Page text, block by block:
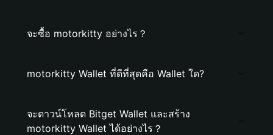
จะซื้อ motorkitty อย่างไร？
motorkitty Wallet ที่ดีที่สุดคือ Wallet ใด?
จะดาวน์โหลด Bitget Wallet และสร้าง
motorkitty Wallet ได้อย่างไร？